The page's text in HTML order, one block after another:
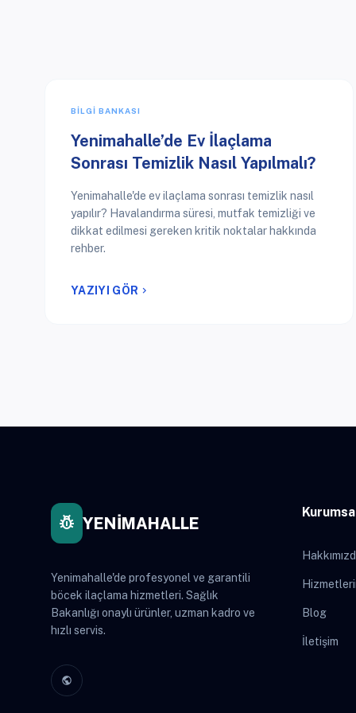
BILGI BANKASI
Yenimahalle’de Ev İlaçlama
Sonrası Temizlik Nasıl Yapılmalı?
Yenimahalle'de ev ilaçlama sonrası temizlik nasıl
yapılır? Havalandırma süresi, mutfak temizliği ve
dikkat edilmesi gereken kritik noktalar hakkında
rehber.
YAZIYI GÖR chevron_right
pest_control YENİMAHALLE
Yenimahalle'de profesyonel ve garantili
böcek ilaçlama hizmetleri. Sağlık
Bakanlığı onaylı ürünler, uzman kadro ve
hızlı servis.
public
Blog
İletişim